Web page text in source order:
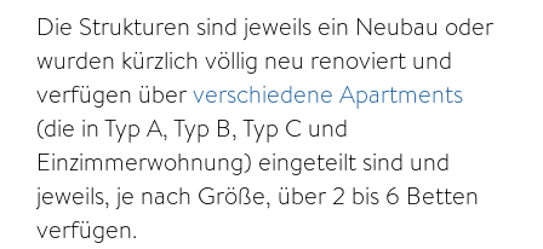
Die Strukturen sind jeweils ein Neubau oder
wurden kürzlich völlig neu renoviert und
verfügen überverschiedene Apartments
(die in Typ A, Typ B, Typ C und
Einzimmerwohnung) eingeteilt sind und
jeweils, je nach Größe, über 2 bis 6 Betten
verfügen.